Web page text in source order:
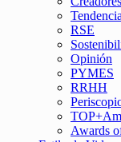
RSE
Opinión
PYMES
RRHH
Awards